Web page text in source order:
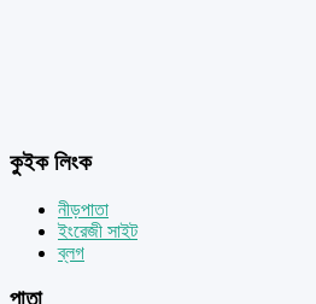
কুইক লিংক
নীড়পাতা
ইংরেজী সাইট
ব্লগ